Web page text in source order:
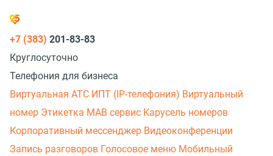
+7 (383) 201-83-83
Круглосуточно
Телефония для бизнеса
Виртуальная АТС ИПТ (IP-телефония) Виртуальный
номер Этикетка МАВ сервис Карусель номеров
Корпоративный мессенджер Видеоконференции
Запись разговоров Голосовое меню Мобильный